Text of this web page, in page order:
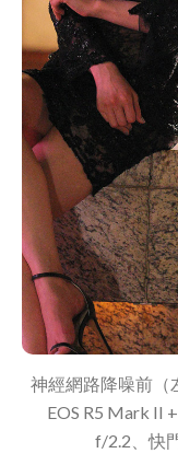
神經網路降噪前（
EOS R5 Mark II
f/2.2、快